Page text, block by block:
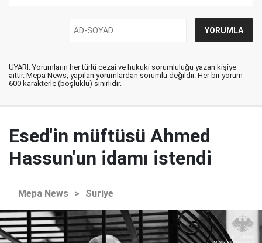
UYARI: Yorumların her türlü cezai ve hukuki sorumluluğu yazan kişiye
aittir. Mepa News, yapılan yorumlardan sorumlu değildir. Her bir yorum
600 karakterle (boşluklu) sınırlıdır.
Esed'in müftüsü Ahmed
Hassun'un idamı istendi
Mepa News > Suriye